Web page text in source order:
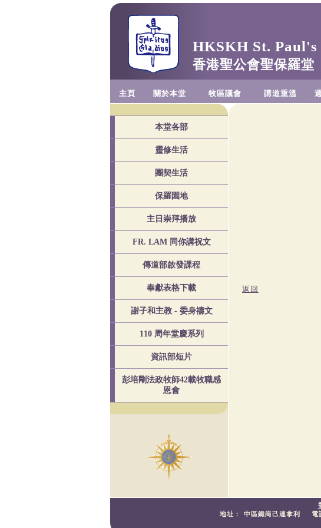
HKSKH St.
香港聖公會聖保羅堂
主頁 關於本堂 牧區議會 講道重溫
本堂各部
靈修生活
團契生活
保羅園地
主日崇拜播放
FR. LAM 同你講祝文
傳道部啟發課程
奉獻表格下載
謝子和主教 - 委身禱文
110 周年堂慶系列
資訊部短片
彭培剛法政牧師42載牧職感
恩會
返回
地址：
中區鐵崗己連拿利 電